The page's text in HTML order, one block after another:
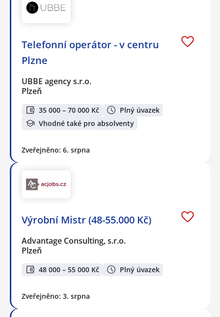
Telefonní operátor - v centru
Plzne
UBBE agency s.r.o.
Plzeň
35 000 – 70 000 Kč
Plný úvazek
Vhodné také pro absolventy
Zveřejněno: 6. srpna
Výrobní Mistr (48-55.000 Kč)
Advantage Consulting, s.r.o.
Plzeň
48 000 – 55 000 Kč Plný úvazek
Zveřejněno: 3. srpna